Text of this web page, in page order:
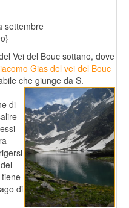
settembre
Vei del Bouc sottano, dove
Gias del vei del Bouc
che giunge da S.
di
di